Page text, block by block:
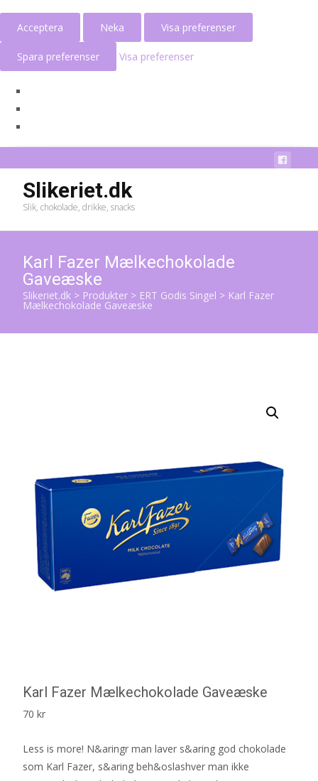
Acceptera Neka Visa preferenser
Spara preferenser Visa preferenser
Slikeriet.dk
Slik, chokolade, drikke, snacks
Karl Fazer Mælkechokolade
Gaveæske
Slikeriet.dk > Produkter > ERT Godis Singel > Karl Fazer
Mælkechokolade Gaveæske
Karl Fazer Mælkechokolade Gaveæske
70 kr
Less is more! N&aringr man laver s&aring god chokolade
som Karl Fazer, s&aring beh&oslashver man ikke